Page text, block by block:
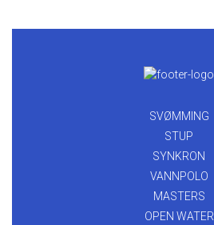
SVØMMING
STUP
SYNKRON
VANNPOLO
MASTERS
OPEN WATER